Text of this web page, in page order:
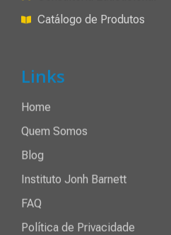
Catálogo de Produtos
Home
Quem Somos
Blog
Instituto Jonh Barnett
FAQ
Política de Privacidade